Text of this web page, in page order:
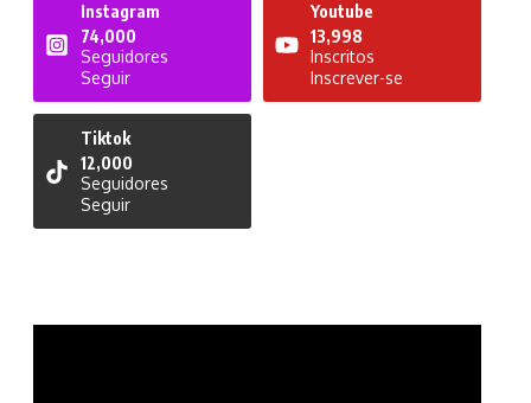
Instagram
74,000
Seguidores
Seguir
Youtube
13,998
Inscritos
Inscrever-se
Tiktok
12,000
Seguidores
Seguir